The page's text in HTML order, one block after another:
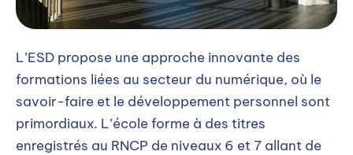
L’ESD propose une approche innovante des
formations liées au secteur du numérique, où le
savoir-faire et le développement personnel sont
primordiaux. L’école forme à des titres
enregistrés au RNCP de niveaux 6 et 7 allant de